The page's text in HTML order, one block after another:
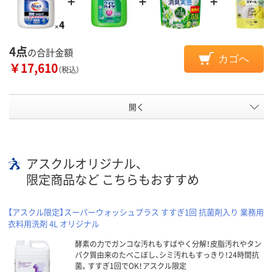
4点の合計金額
￥17,610（税込）
カゴへ
開く
アスクルオリジナル、
限定商品など こちらもおすすめ
【アスクル限定】スーパーウォッシュプラス すすぎ1回 抗菌剤入り 業務用
衣料用洗剤 4L オリジナル
酵素の力でガンコな汚れもすばやく分解！皮脂汚れやタン
パク質由来のたべこぼし、シミ汚れもすっきり！24時間抗
菌。すすぎ1回でOK！アスクル限定